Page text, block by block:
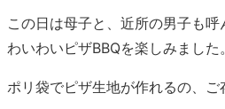
この日は母子と、近所の男子も呼
わいわいピザBBQを楽しみました。
ポリ袋でピザ生地が作れるの、ご